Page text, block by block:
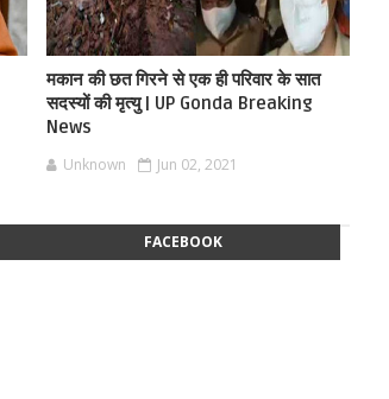
मकान की छत गिरने से एक ही परिवार के सात
सदस्यों की मृत्यु | UP Gonda Breaking
News
Unknown Jun 02, 2021
FACEBOOK